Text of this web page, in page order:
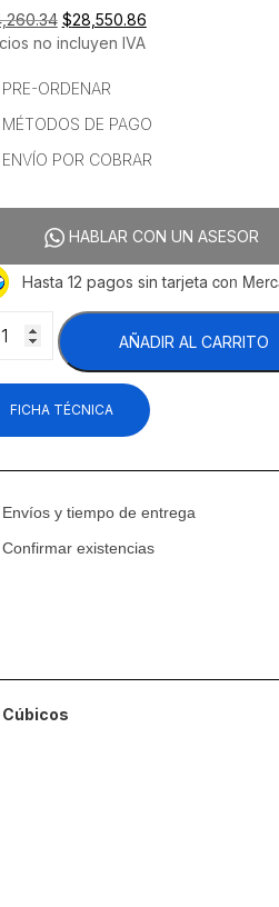
El
precio
era:
$28,550.86El
no incluyen IVA
ORDENAR
MÉTODOS DE PAGO
POR COBRAR
HABLAR CON UN ASESOR
Hasta 12 pagos sin tarjeta con
AÑADIR AL CARRITO
FICHA TÉCNICA
Envíos y tiempo de entrega
Confirmar existencias